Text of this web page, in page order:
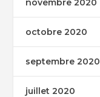
novembre 2020
octobre 2020
septembre 2020
juillet 2020